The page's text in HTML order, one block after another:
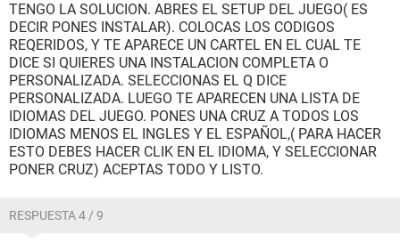
TENGO LA SOLUCION. ABRES EL SETUP DEL JUEGO( ES
DECIR PONES INSTALAR). COLOCAS LOS CODIGOS
REQERIDOS, Y TE APARECE UN CARTEL EN EL CUAL TE
DICE SI QUIERES UNA INSTALACION COMPLETA O
PERSONALIZADA. SELECCIONAS EL Q DICE
PERSONALIZADA. LUEGO TE APARECEN UNA LISTA DE
IDIOMAS DEL JUEGO. PONES UNA CRUZ A TODOS LOS
IDIOMAS MENOS EL INGLES Y EL ESPAÑOL,( PARA HACER
ESTO DEBES HACER CLIK EN EL IDIOMA, Y SELECCIONAR
PONER CRUZ) ACEPTAS TODO Y LISTO.
RESPUESTA 4 / 9